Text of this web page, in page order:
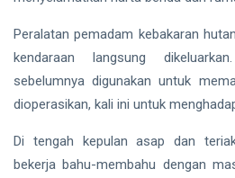
Peralatan pemadam kebakaran
kendaraan langsung
sebelumnya digunakan untuk
dioperasikan, kali ini untuk
Di tengah kepulan asap dan
bekerja bahu-membahu dengan